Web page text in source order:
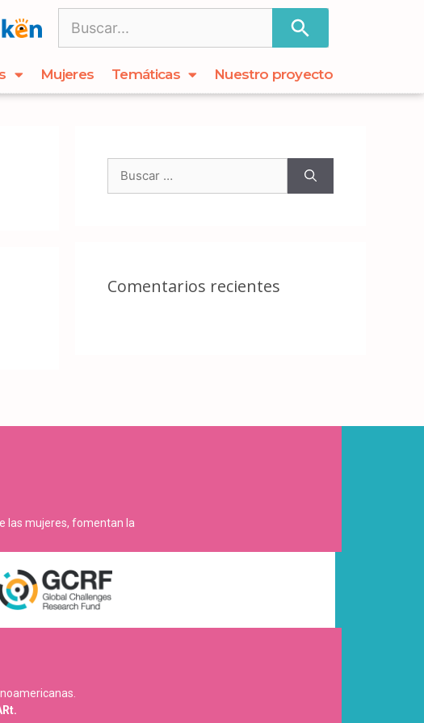
Mujeres Temáticas Nuestro proyecto
Comentarios recientes
las mujeres, fomentan la